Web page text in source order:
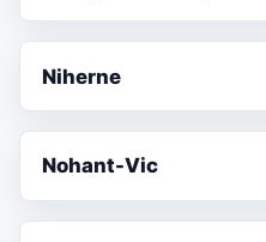
Niherne
Nohant-Vic